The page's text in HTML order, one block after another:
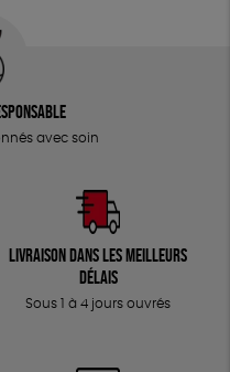
avec soin
Livraison dans les meilleurs
délais
Sous 1 à 4 jours ouvrés